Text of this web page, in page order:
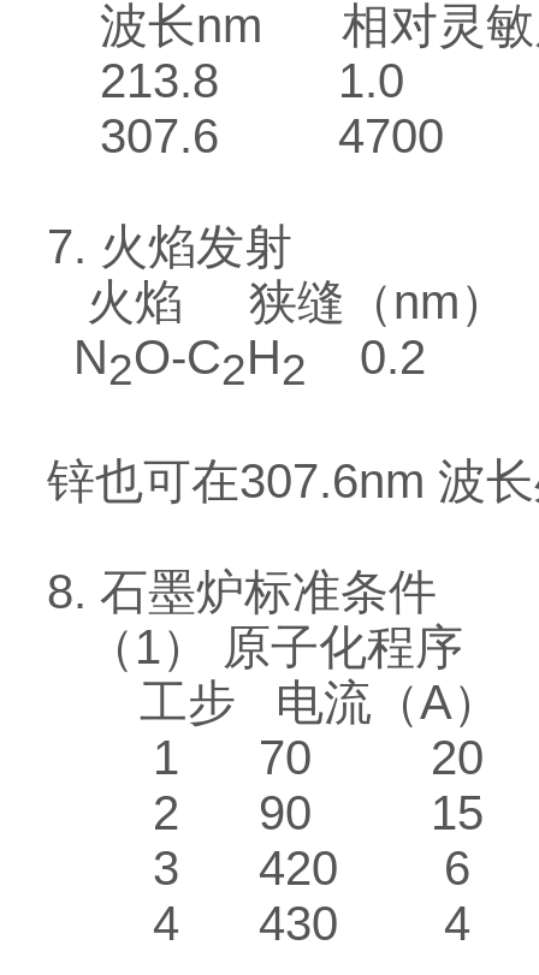
波长nm 相对灵敏
213.8 1.0
307.6 4700
7. 火焰发射
火焰 狭缝（nm）
N2O-C2H2 0.2
锌也可在307.6nm 波
8. 石墨炉标准条件
（1） 原子化程序
工步 电流（A）
1 70 20
2 90 15
3 420 6
4 430 4